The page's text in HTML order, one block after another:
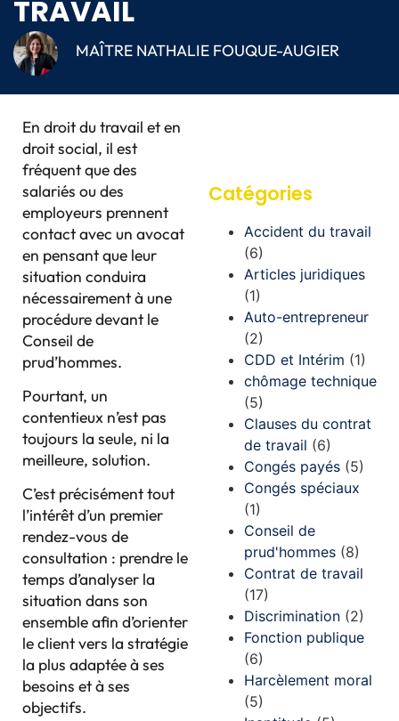
TRAVAIL
MAÎTRE NATHALIE FOUQUE-AUGIER
En droit du travail et en
droit social, il est
fréquent que des
salariés ou des
employeurs prennent
contact avec un avocat
en pensant que leur
situation conduira
nécessairement à une
procédure devant le
Conseil de
prud’hommes.
Pourtant, un
contentieux n’est pas
toujours la seule, ni la
meilleure, solution.
C’est précisément tout
l’intérêt d’un premier
rendez-vous de
consultation : prendre le
temps d’analyser la
situation dans son
ensemble afin d’orienter
le client vers la stratégie
la plus adaptée à ses
besoins et à ses
objectifs.
Catégories
Accident du travail
(6)
Articles juridiques
(1)
Auto-entrepreneur
(2)
CDD et Intérim (1)
chômage technique
(5)
Clauses du contrat
de travail (6)
Congés payés (5)
Congés spéciaux
(1)
Conseil de
prud'hommes (8)
Contrat de travail
(17)
Discrimination (2)
Fonction publique
(6)
Harcèlement moral
(5)